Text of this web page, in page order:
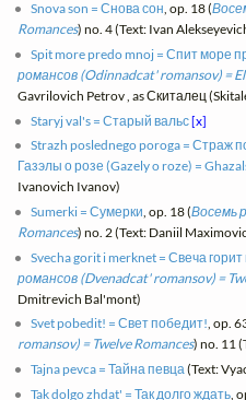
Snova son = Снова сон, op. 18 (
Romances) no. 4 (Text: Ivan
Spit more predo mnoj = Спит море
романсов (Odinnadcat' romansov) =
Gavrilovich Petrov , as Скиталец
Staryj val's = Старый вальс[x]
Strazh poslednego poroga = Страж
Газэлы о розе (Gazely o roze) =
Ivanovich Ivanov)
Sumerki = Сумерки, op. 18 (Восемь
Romances) no. 2 (Text: Daniil
Svecha gorit i merknet = Свеча
романсов (Dvenadcat' romansov) =
Dmitrevich Bal'mont)
Svet pobedit! = Свет победит!, op.
romansov) = Twelve Romances) no. 11
Tajna pevca = Тайна певца(Text:
Tak dolgo zhdat' = Так долго ждать ,